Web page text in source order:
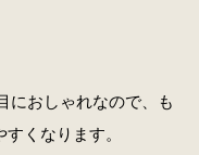
におしゃれなので、も
くなります。